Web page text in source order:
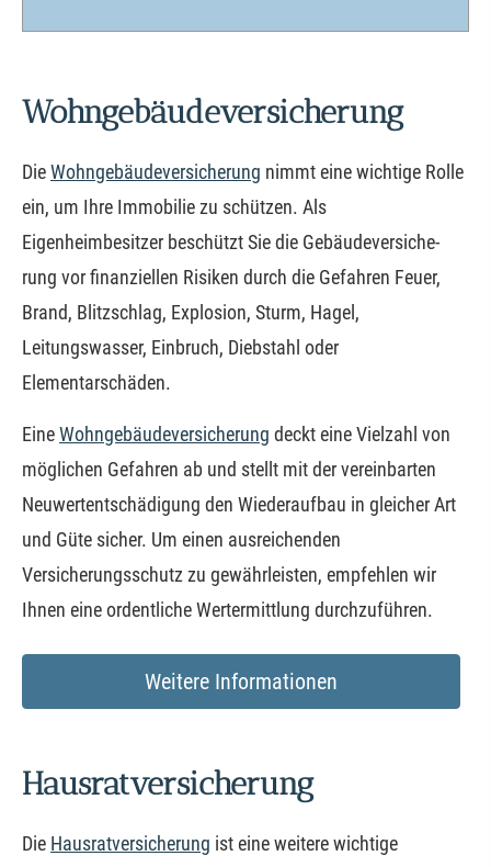
Wohngebäudeversicherung
DieWohngebäudeversicherung nimmt eine wichtige Rolle
ein, um Ihre Immobilie zu schützen. Als
Eigenheimbesitzer beschützt Sie die Ge­bäude­ver­si­che­
rung vor finanziellen Risiken durch die Gefahren Feuer,
Brand, Blitzschlag, Explosion, Sturm, Hagel,
Leitungswasser, Einbruch, Diebstahl oder
Elementarschäden.
EineWohngebäudeversicherung deckt eine Vielzahl von
möglichen Gefahren ab und stellt mit der vereinbarten
Neuwertentschädigung den Wiederaufbau in gleicher Art
und Güte sicher. Um einen ausreichenden
Versicherungsschutz zu gewährleisten, empfehlen wir
Ihnen eine ordentliche Wertermittlung durchzuführen.
Weitere Informationen
Haus­rat­ver­si­che­rung
Die Haus­rat­ver­si­che­rung ist eine weitere wichtige